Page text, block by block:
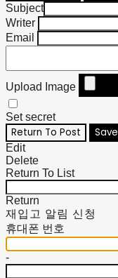
Subject
Writer
Email
Upload Image
Set secret
Return To Post Save
Edit
Delete
Return To List
Return
재입고 알림 신청
휴대폰 번호
-